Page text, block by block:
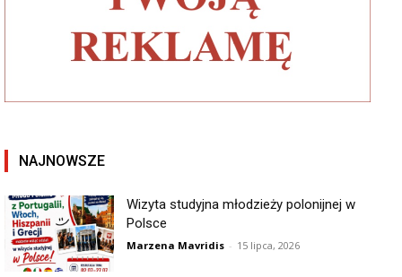
NAJNOWSZE
Wizyta studyjna młodzieży polonijnej w
Polsce
Marzena Mavridis - 15 lipca, 2026